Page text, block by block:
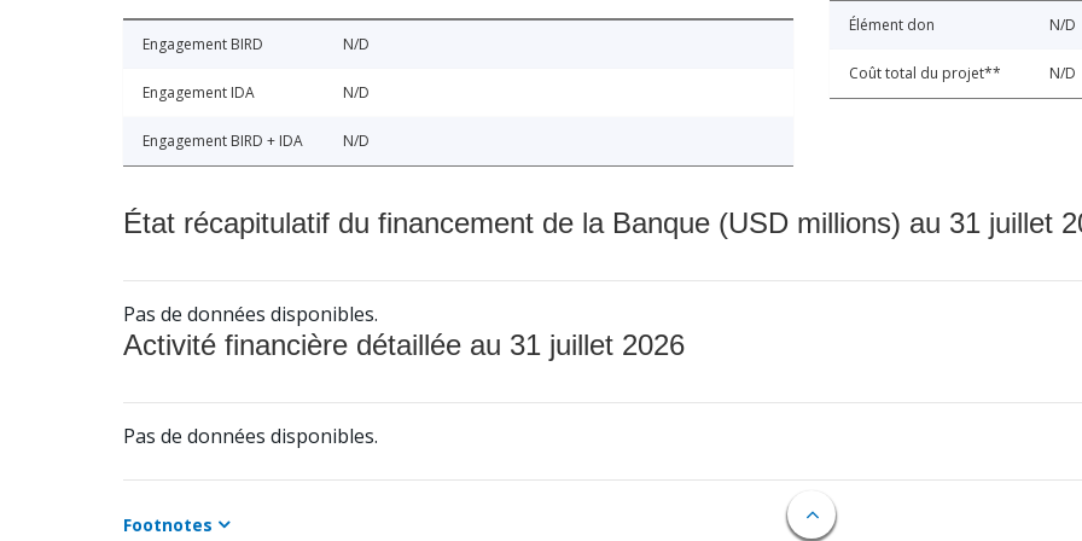
Engagement BIRD N/D
Engagement IDA N/D
Engagement BIRD + IDA N/D
Élément don N/D
Coût total du projet** N/D
État récapitulatif du financement de la Banque (USD millions) au 31 juillet
Pas de données disponibles.
Activité financière détaillée au 31 juillet 2026
Pas de données disponibles.
Footnotes